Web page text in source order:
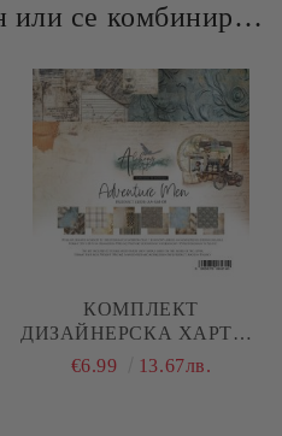
Продукта е подобен или се комбинира добре и със следните продукти :
КОМПЛЕКТ
ДИЗАЙНЕРСКА ХАРТИЯ
- ADVENTURE MEN - 12
€6.99 13.67лв.